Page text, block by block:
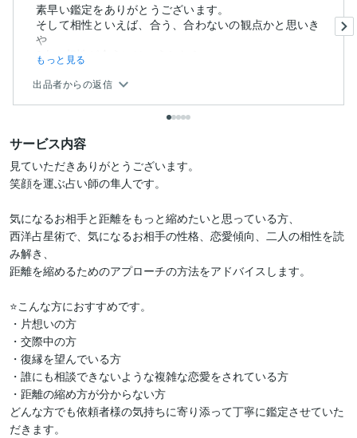
素早い鑑定をありがとうございます。
そして相性といえば、合う、合わないの観点かと思いき
や
2人の相性が合うにはこうしたら...
もっと見る
出品者からの返信
サービス内容
見ていただきありがとうございます。
笑顔を運ぶ占い師の隼人です。
気になるお相手と距離をもっと縮めたいと思っている方、
西洋占星術で、気になるお相手の性格、恋愛傾向、二人の相性を読
み解き、
距離を縮めるためのアプローチの方法をアドバイスします。
⭐こんな方におすすめです。
・片想いの方
・交際中の方
・復縁を望んでいる方
・誰にも相談できないような複雑な恋愛をされている方
・距離の縮め方が分からない方
どんな方でも依頼者様の気持ちに寄り添って丁寧に鑑定させていた
だきます。